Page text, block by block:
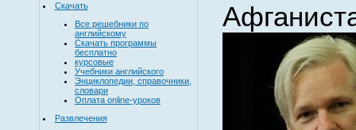
Скачать
Все решебники по
английскому
Скачать программы
бесплатно
курсовые
Учебники английского
Энциклопедии, справочники,
словари
Оплата online-уроков
Развлечения